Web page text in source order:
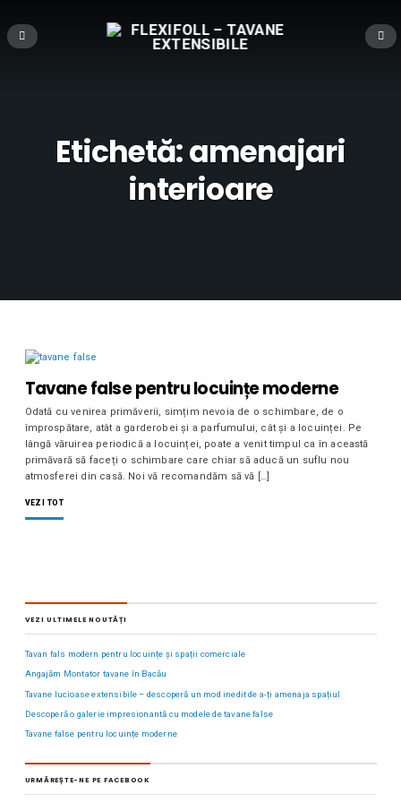
Etichetă:amenajari
interioare
Tavane false pentru locuințe moderne
Odată cu venirea primăverii, simțim nevoia de o schimbare, de o
împrospătare, atât a garderobei și a parfumului, cât și a locuinței. Pe
lângă văruirea periodică a locuinței, poate a venit timpul ca în această
primăvară să faceți o schimbare care chiar să aducă un suflu nou
atmosferei din casă. Noi vă recomandăm să vă […]
VEZI TOT
VEZI ULTIMELE NOUTĂȚI
Tavan fals modern pentru locuințe și spații comerciale
Angajăm Montator tavane în Bacău
Tavane lucioase extensibile – descoperă un mod inedit de a-ți amenaja spațiul
Descoperă o galerie impresionantă cu modele de tavane false
Tavane false pentru locuințe moderne
URMĂREȘTE-NE PE FACEBOOK